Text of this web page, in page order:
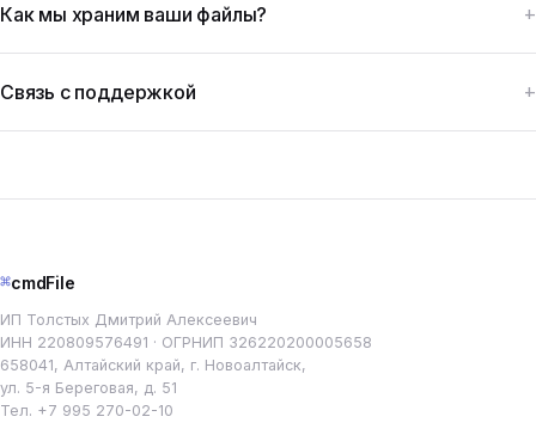
Как мы храним ваши файлы?
Связь с поддержкой
⌘cmdFile
ИП Толстых Дмитрий Алексеевич
ИНН 220809576491 · ОГРНИП 326220200005658
658041, Алтайский край, г. Новоалтайск,
ул. 5-я Береговая, д. 51
Тел. +7 995 270-02-10